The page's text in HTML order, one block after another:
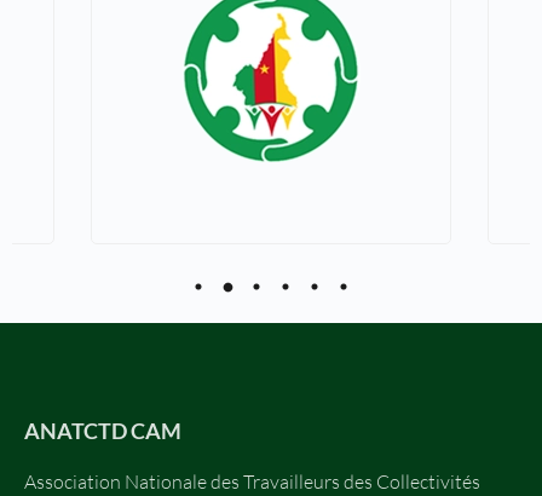
ANATCTD CAM
Association Nationale des Travailleurs des Collectivités